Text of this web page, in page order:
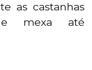
as castanhas
mexa até